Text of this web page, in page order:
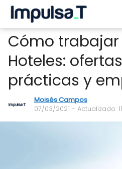
Cómo trabajar
Hoteles:
prácticas y
Moisés Campos
07/03/2021 - Actualizado: